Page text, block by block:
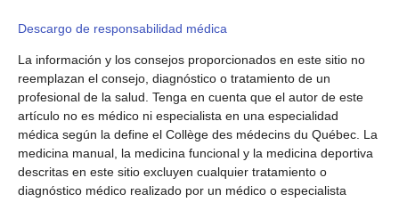
Descargo de responsabilidad médica
La información y los consejos proporcionados en este sitio no
reemplazan el consejo, diagnóstico o tratamiento de un
profesional de la salud. Tenga en cuenta que el autor de este
artículo no es médico ni especialista en una especialidad
médica según la define el Collège des médecins du Québec. La
medicina manual, la medicina funcional y la medicina deportiva
descritas en este sitio excluyen cualquier tratamiento o
diagnóstico médico realizado por un médico o especialista